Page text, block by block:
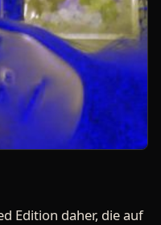
Edition daher, die auf